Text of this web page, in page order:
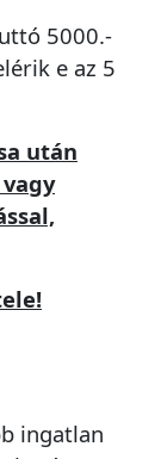
5000.-
e az 5
után
ingatlan